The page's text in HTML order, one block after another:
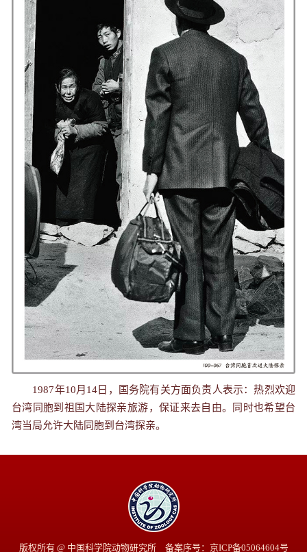
1987年10月14日，国务院有关方面负责人表示：热烈欢迎
台湾同胞到祖国大陆探亲旅游，保证来去自由。同时也希望台
湾当局允许大陆同胞到台湾探亲。
版权所有 @ 中国科学院动物研究所 备案序号：京ICP备05064604号